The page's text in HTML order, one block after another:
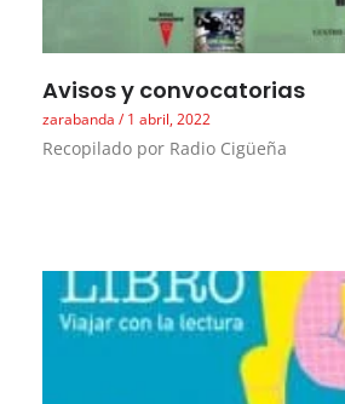
Avisos y convocatorias
zarabanda 1 abril, 2022
Recopilado por Radio Cigüeña